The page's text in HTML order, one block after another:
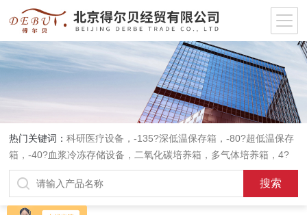
热门关键词：科研医疗设备，-135?深低温保存箱，-80?超低温保存
箱，-40?血浆冷冻存储设备，二氧化碳培养箱，多气体培养箱，4?
血液冷藏箱，药品冷藏箱；实验室设备，环境实验箱，植物培养箱，
高温恒温培养箱，低温恒温培养箱，碎花型制冰机；消毒灭菌设备，
高压蒸汽灭菌器等。